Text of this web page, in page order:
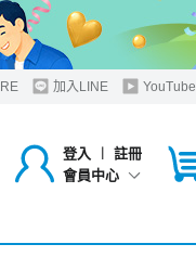
加入LINE YouTube
登入 ︱
註冊
會員中心